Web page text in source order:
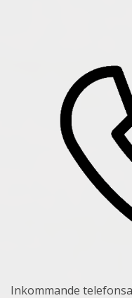
Inkommande